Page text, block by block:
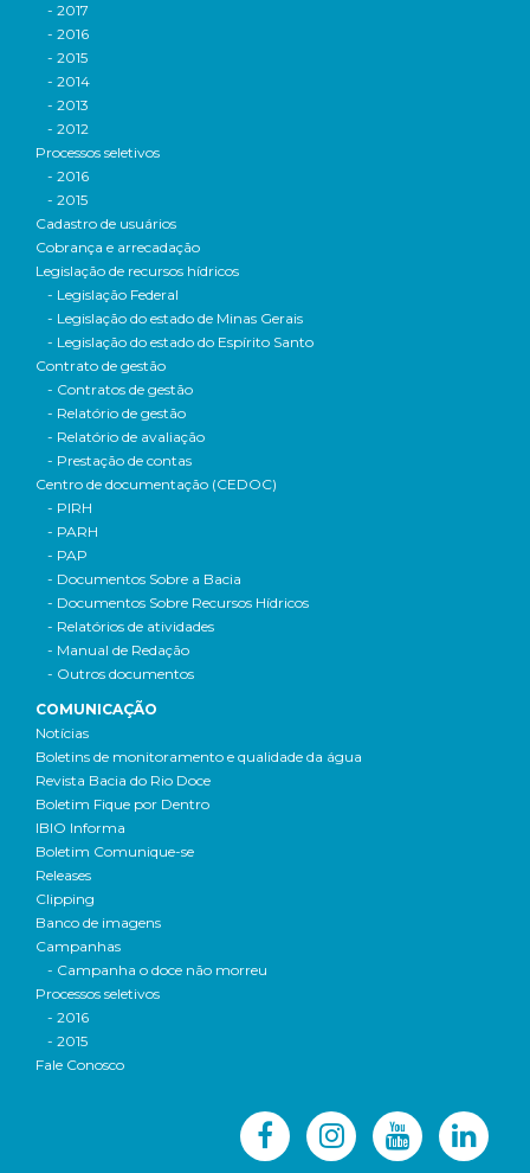
- 2017
- 2016
- 2015
- 2014
- 2013
- 2012
Processos seletivos
- 2016
- 2015
Cadastro de usuários
Cobrança e arrecadação
Legislação de recursos hídricos
- Legislação Federal
- Legislação do estado de Minas Gerais
- Legislação do estado do Espírito Santo
Contrato de gestão
- Contratos de gestão
- Relatório de gestão
- Relatório de avaliação
- Prestação de contas
Centro de documentação (CEDOC)
- PIRH
- PARH
- PAP
- Documentos Sobre a Bacia
- Documentos Sobre Recursos Hídricos
- Relatórios de atividades
- Manual de Redação
- Outros documentos
COMUNICAÇÃO
Notícias
Boletins de monitoramento e qualidade da água
Revista Bacia do Rio Doce
Boletim Fique por Dentro
IBIO Informa
Boletim Comunique-se
Releases
Clipping
Banco de imagens
Campanhas
- Campanha o doce não morreu
Processos seletivos
- 2016
- 2015
Fale Conosco